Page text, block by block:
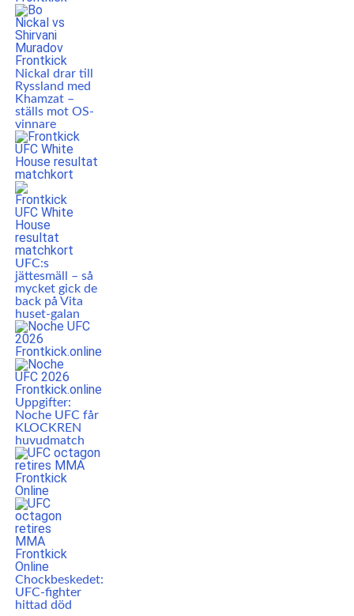
Nickal drar till
Ryssland med
Khamzat –
ställs mot OS-
vinnare
UFC:s
jättesmäll – så
mycket gick de
back på Vita
huset-galan
Uppgifter:
Noche UFC får
KLOCKREN
huvudmatch
Chockbeskedet:
UFC-fighter
hittad död